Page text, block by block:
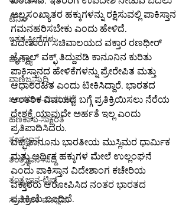
ಟೆನಿಸ್
ಇತರ-ಕ್ರೀಡೆಗಳು
ವಾಣಿಜ್ಯ
ವಾಣಿಜ್ಯ-ಸುದ್ದಿ
ಬಂಡವಾಳ-ಮಾರುಕಟ್ಟೆ
ಹಣಕಾಸು-ಸಾಕ್ಷರತೆ
ತಂತ್ರಜ್ಞಾನ
ತಂತ್ರಜ್ಞಾನ-ಸುದ್ದಿ
ತಂತ್ರಜ್ಞಾನ-ಟಿಪ್ಸ್
ಸಾಮಾಜಿಕ ಮಾಧ್ಯಮ
ಅಲ್ಪಸಂಖ್ಯಾತರ ಹಕ್ಕುಗಳನ್ನು ರಕ್ಷಿಸುವಲ್ಲಿ ಪಾಕಿಸ್ತಾನ
ಗಮನಹರಿಸಬೇಕು ಎಂದು ಹೇಳಿದೆ.
ವಿದೇಶಾಂಗ ಸಚಿವಾಲಯದ ವಕ್ತಾರ ರಣಧೀರ್
ಜೈಸ್ವಾಲ್ ವಕ್ಫ್ ತಿದ್ದುಪಡಿ ಕಾನೂನಿನ ಕುರಿತು
ಪಾಕಿಸ್ತಾನದ ಹೇಳಿಕೆಗಳನ್ನು ಪ್ರೇರೇಪಿತ ಮತ್ತು
ಆಧಾರರಹಿತ ಎಂದು ಟೀಕಿಸಿದ್ದಾರೆ. ಭಾರತದ
ಆಂತರಿಕ ವಿಷಯದ ಬಗ್ಗೆ ಪ್ರತಿಕ್ರಿಯಿಸಲು ನೆರೆಯ
ದೇಶಕ್ಕೆ ಯಾವುದೇ ಅರ್ಹತೆ ಇಲ್ಲ ಎಂದು
ಪ್ರತಿಪಾದಿಸಿದರು.
ವಕ್ಫ್ ಕಾನೂನು ಭಾರತೀಯ ಮುಸ್ಲಿಮರ ಧಾರ್ಮಿಕ
ಮತ್ತು ಆರ್ಥಿಕ ಹಕ್ಕುಗಳ ಮೇಲೆ ಉಲ್ಲಂಘನೆ
ಎಂದು ಪಾಕಿಸ್ತಾನ ವಿದೇಶಾಂಗ ಕಚೇರಿಯ
ವಕ್ತಾರರು ಆರೋಪಿಸಿದ ನಂತರ ಭಾರತದ
ಪ್ರತಿಕ್ರಿಯೆ ಬಂದಿದೆ.